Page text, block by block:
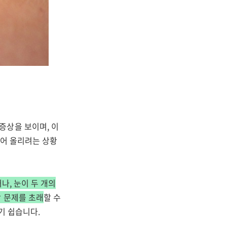
상을 보이며, 이
올리려는 상황
, 눈이 두 개의
제를 초래할 수
쉽습니다.